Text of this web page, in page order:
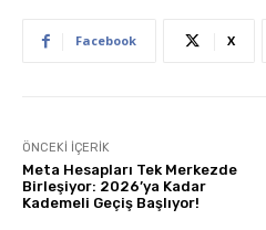
Facebook X
ÖNCEKI İÇERIK
Meta Hesapları Tek Merkezde
Birleşiyor: 2026’ya Kadar
Kademeli Geçiş Başlıyor!